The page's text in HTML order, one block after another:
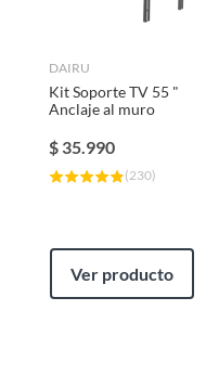
DAIRU
Kit Soporte TV 55 "
Anclaje al muro
$ 35.990
(230)
Ver producto